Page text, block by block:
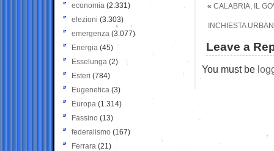
« CALABRIA, IL
INCHIESTA
Leave a
You must be
economia (2.331)
elezioni (3.303)
emergenza (3.077)
Energia (45)
Esselunga (2)
Esteri (784)
Eugenetica (3)
Europa (1.314)
Fassino (13)
federalismo (167)
Ferrara (21)